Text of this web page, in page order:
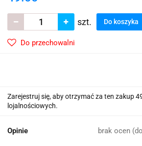
szt. Do koszyka
Do przechowalni
Zarejestruj się, aby otrzymać za ten zakup
lojalnościowych.
Opinie brak ocen